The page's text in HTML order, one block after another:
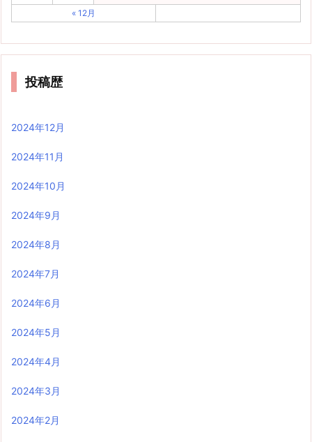
« 12月
投稿歴
2024年12月
2024年11月
2024年10月
2024年9月
2024年8月
2024年7月
2024年6月
2024年5月
2024年4月
2024年3月
2024年2月